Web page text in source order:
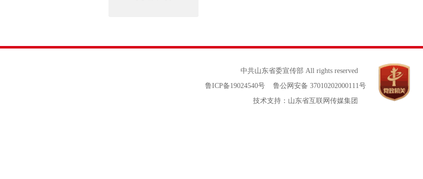
中共山东省委宣传部 All rights reserved
鲁ICP备19024540号 鲁公网安备 37010202000111号
技术支持：山东省互联网传媒集团